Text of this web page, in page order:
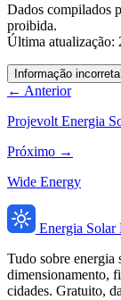
Dados compilados
proibida.
Última atualização:
Informação
← Anterior
Projevolt Energia
Próximo →
Wide Energy
Energia Solar
Tudo sobre energia
dimensionamento,
cidades. Gratuito,